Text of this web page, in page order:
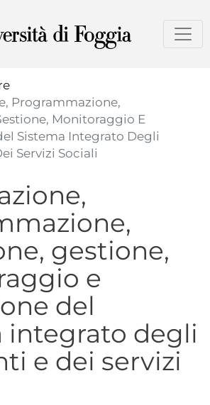
al
contenuto
Programmazione,
Monitoraggio E
Sistema Integrato Degli
Servizi Sociali
gestione,
e
del
integrato degli
e dei servizi